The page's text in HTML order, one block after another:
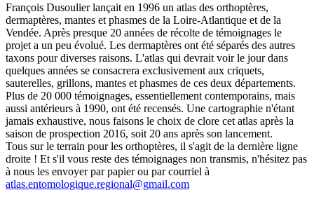
François Dusoulier lançait en 1996 un atlas des orthoptères,
dermaptères, mantes et phasmes de la Loire-Atlantique et de la
Vendée. Après presque 20 années de récolte de témoignages le
projet a un peu évolué. Les dermaptères ont été séparés des autres
taxons pour diverses raisons. L'atlas qui devrait voir le jour dans
quelques années se consacrera exclusivement aux criquets,
sauterelles, grillons, mantes et phasmes de ces deux départements.
Plus de 20 000 témoignages, essentiellement contemporains, mais
aussi antérieurs à 1990, ont été recensés. Une cartographie n'étant
jamais exhaustive, nous faisons le choix de clore cet atlas après la
saison de prospection 2016, soit 20 ans après son lancement.
Tous sur le terrain pour les orthoptères, il s'agit de la dernière ligne
droite ! Et s'il vous reste des témoignages non transmis, n'hésitez pas
à nous les envoyer par papier ou par courriel à
atlas.entomologique.regional@gmail.com